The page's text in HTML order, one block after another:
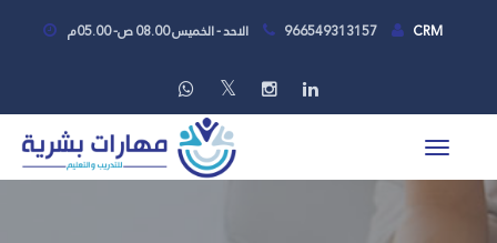
الاحد - الخميس 08.00 ص- 05.00م 966549313157 CRM